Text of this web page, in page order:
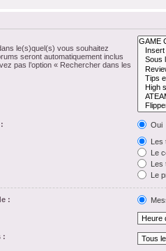
le(s)quel(s) vous souhaitez
seront automatiquement inclus
pas l’option « Rechercher dans les
Oui
Les
Le
Les
Le
:
: